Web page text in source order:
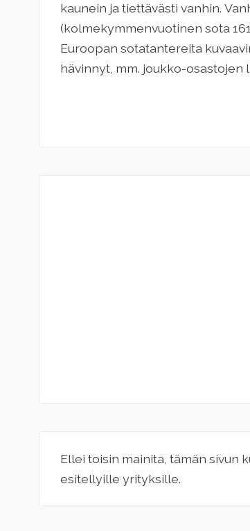
kaunein ja tiettävästi vanhin.
(kolmekymmenvuotinen sota
Euroopan sotatantereita
hävinnyt, mm. joukko-osastojen
Ellei toisin mainita, tämän sivun
esitellyille yrityksille.